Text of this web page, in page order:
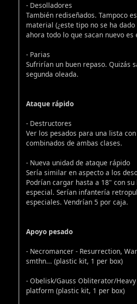
- Desolladores
También rediseñados. Tampoco
material (¿este tipo no se ha dado
ahora todo lo que sacan nuevo es
- Parias
Sufrirían un buen repaso. Quizás
segunda oleada.
Ataque rápido
- Destructores
Ver los pesados para una lista
combinados de ambas clases.
- Nueva unidad de ataque rápido
Sería similar en aspecto a los
Podrían cargar hasta a 18" con
especial. Serían infantería
especiales. Vendrían 5 por caja.
Apoyo pesado
- Necromancer - Resurrection,
smthn... (plastic kit, 1 per box)
- Obelisk/Gauss Obliterator/Heavy
platform (plastic kit, 1 per box)